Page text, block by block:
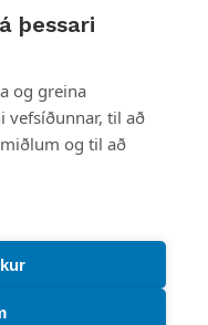
þessari
og greina
vefsíðunnar, til að
og til að